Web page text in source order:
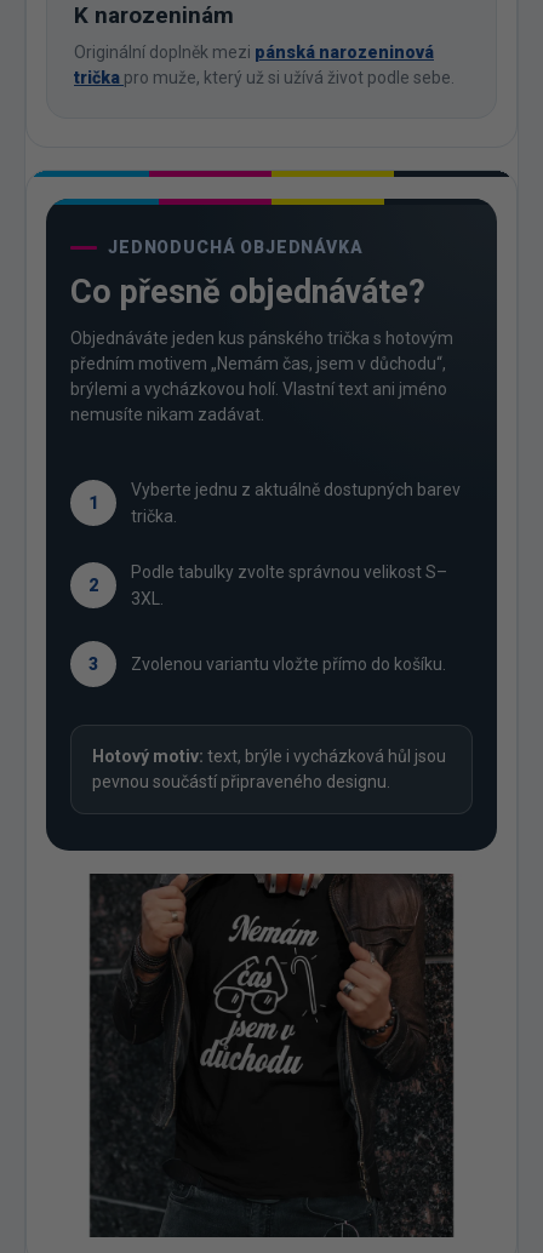
K narozeninám
Originální doplněk mezi pánská narozeninová
trička pro muže, který už si užívá život podle sebe.
JEDNODUCHÁ OBJEDNÁVKA
Co přesně objednáváte?
Objednáváte jeden kus pánského trička s hotovým
předním motivem „Nemám čas, jsem v důchodu“,
brýlemi a vycházkovou holí. Vlastní text ani jméno
nemusíte nikam zadávat.
1
Vyberte jednu z aktuálně dostupných barev
trička.
2
Podle tabulky zvolte správnou velikost S–
3XL.
3 Zvolenou variantu vložte přímo do košíku.
Hotový motiv: text, brýle i vycházková hůl jsou
pevnou součástí připraveného designu.